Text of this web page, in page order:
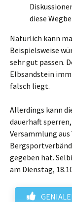
diese
Natürlich kann
Beispielsweise
sehr gut passen.
Elbsandstein
falsch liegt.
Allerdings kann
dauerhaft
Versammlung
gegeben hat.
am Dienstag,